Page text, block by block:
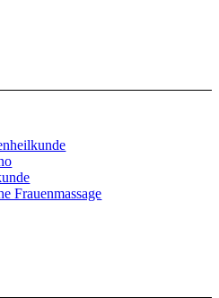
Frauenmassage